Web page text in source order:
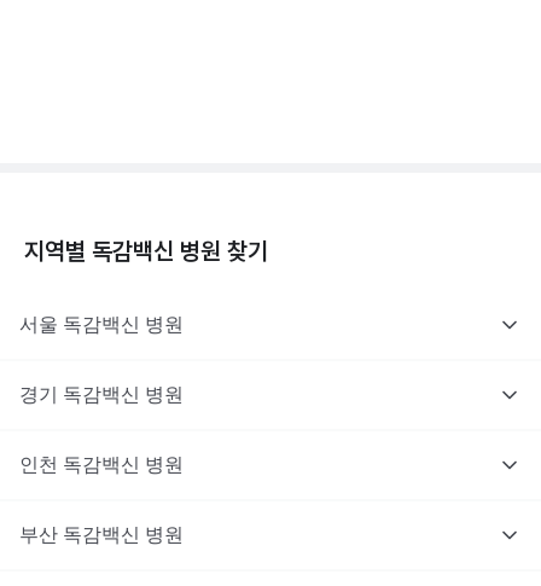
지역별 독감백신 병원 찾기
서울 독감백신 병원
경기 독감백신 병원
인천 독감백신 병원
부산 독감백신 병원